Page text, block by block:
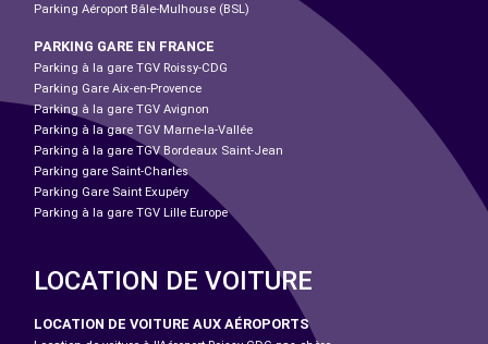
Parking Aéroport Bâle-Mulhouse (BSL)
PARKING GARE EN FRANCE
Parking à la gare TGV Roissy-CDG
Parking Gare Aix-en-Provence
Parking à la gare TGV Avignon
Parking à la gare TGV Marne-la-Vallée
Parking à la gare TGV Bordeaux Saint-Jean
Parking gare Saint-Charles
Parking Gare Saint Exupéry
Parking à la gare TGV Lille Europe
LOCATION DE VOITURE
LOCATION DE VOITURE AUX AÉROPORTS